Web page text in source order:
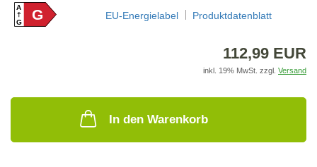
A
GG EU-Energielabel Produktdatenblatt
112,99 EUR
inkl. 19% MwSt. zzgl. Versand
In den Warenkorb